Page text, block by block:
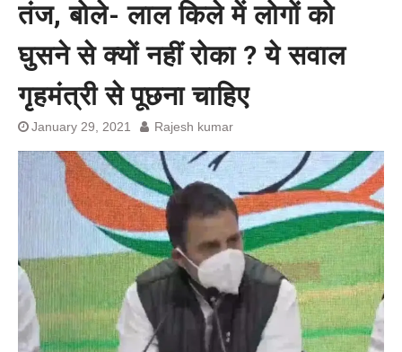
प्रशांत किशोर को नहीं चाहिए बेल,
अनशन जारी रहेगा जेल में भी, नहीं भरेंगे
बेल बॉन्ड
तंज, बोले- लाल किले में लोगों को
घुसने से क्यों नहीं रोका ? ये सवाल
गृहमंत्री से पूछना चाहिए
January 29, 2021 Rajesh kumar